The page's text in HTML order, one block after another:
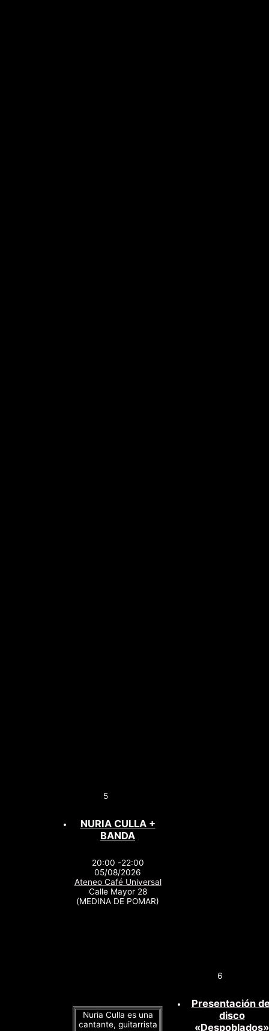
5
NURIA CULLA +
BANDA
20:00 -22:00
05/08/2026
Ateneo Café Universal
Calle Mayor 28
(MEDINA DE POMAR)
Nuria Culla es una
cantante, guitarrista
6
Presentación
disco
«Despoblados»